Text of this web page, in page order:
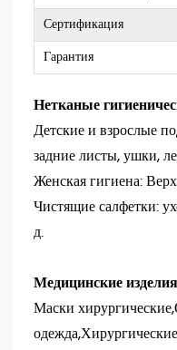
Сертификация
Гарантия
Нетканые
Детские и взрослые
задние листы, ушки,
Женская гигиена:
Чистящие салфетки:
д.
Медицинские
Маски